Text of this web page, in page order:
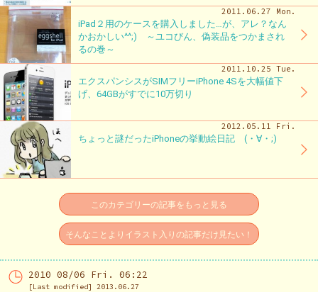
2011.06.27 Mon.
iPad２用のケースを購入しました…が、アレ？なん
かおかしい^^;) ～ユコびん、偽装品をつかまされ
るの巻～
2011.10.25 Tue.
エクスパンシスがSIMフリーiPhone 4Sを大幅値下
げ、64GBがすでに10万切り
2012.05.11 Fri.
ちょっと謎だったiPhoneの挙動絵日記 (・∀・;)
このカテゴリーの記事をもっと見る
そんなことよりイラスト入りの記事だけ見たい！
2010 08/06 Fri. 06:22
[Last modified] 2013.06.27